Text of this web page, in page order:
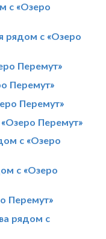
с «Озеро
рядом с «Озеро
Перемут»
Перемут»
Перемут»
Перемут»
с «Озеро
с «Озеро
Перемут»
рядом с